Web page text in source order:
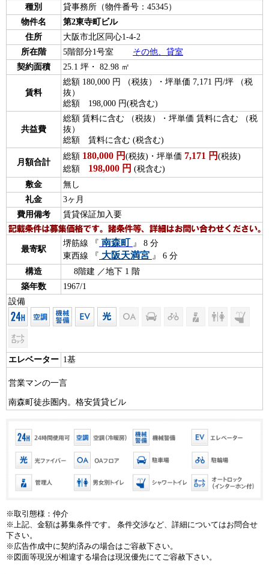
種別
貸事務所（物件番号：45345）
物件名
第2東寺町ビル
住所
大阪市北区同心1-4-2
所在階
5階部分1号室 その他、貸室
契約面積
25.1 坪・ 82.98 ㎡
賃料
総額 180,000 円 （税抜）・坪単価 7,171 円/坪 （税
抜）
総額 198,000 円(税含む)
共益費
総額 賃料に含む （税抜）・坪単価 賃料に含む （税
抜）
総額 賃料に含む (税含む)
月額合計
総額 180,000 円 (税抜)・坪単価 7,171 円 (税抜)
総額 198,000 円 (税含む)
敷金
無し
礼金
3ヶ月
費用備考
賃貸保証加入要
最寄駅
堺筋線 『 南森町 』 8 分
東西線 『 大阪天満宮 』 6 分
構造
8階建 ／地下 1 階
築年数
1967/1
設備
エレベーター 1基
営業マンの一言
南森町徒歩圏内。格安賃貸ビル
※取引態様：仲介
※上記、金額は募集条件です。 条件交渉など、詳細についてはお問合せ
下さい。
※広告作成中に契約済みの場合はご容赦下さい。
※図面等現況が相違する場合は現況優先にてご容赦下さい。